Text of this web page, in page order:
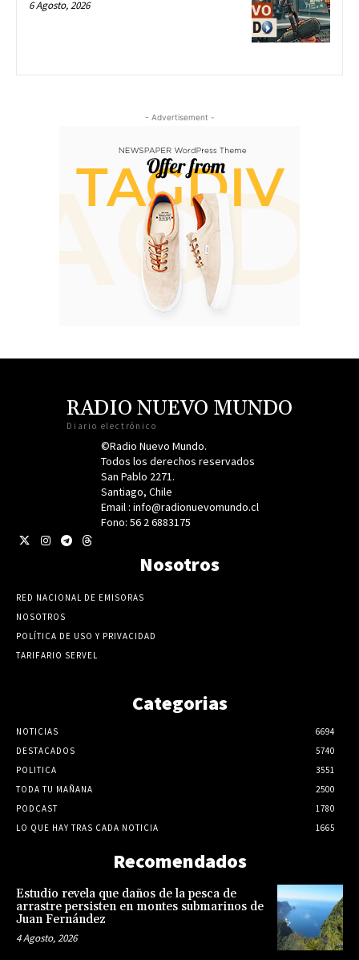
6 Agosto, 2026
- Advertisement -
RADIO NUEVO MUNDO
Diario electrónico
©Radio Nuevo Mundo.
Todos los derechos reservados
San Pablo 2271.
Santiago, Chile
Email : info@radionuevomundo.cl
Fono: 56 2 6883175
Nosotros
RED NACIONAL DE EMISORAS
NOSOTROS
POLÍTICA DE USO Y PRIVACIDAD
TARIFARIO SERVEL
Categorias
NOTICIAS
6694
DESTACADOS
5740
POLITICA
3551
TODA TU MAÑANA
2500
PODCAST
1780
LO QUE HAY TRAS CADA NOTICIA
1665
Recomendados
Estudio revela que daños de la pesca de
arrastre persisten en montes submarinos de
Juan Fernández
4 Agosto, 2026